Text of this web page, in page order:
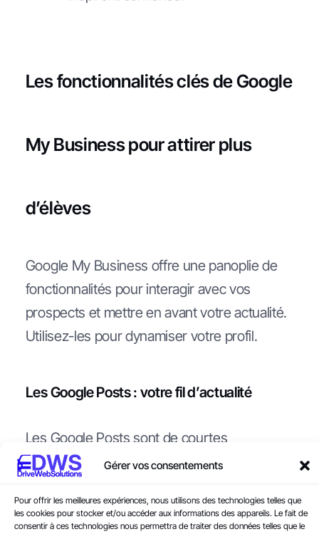
Gérer vos consentements
Pour offrir les meilleures expériences, nous utilisons des technologies telles que
les cookies pour stocker et/ou accéder aux informations des appareils. Le fait de
consentir à ces technologies nous permettra de traiter des données telles que le
Les fonctionnalités clés de Google
My Business pour attirer plus
d’élèves
Google My Business offre une panoplie de
fonctionnalités pour interagir avec vos
prospects et mettre en avant votre actualité.
Utilisez-les pour dynamiser votre profil.
Les Google Posts : votre fil d’actualité
Les Google Posts sont de courtes
publications qui apparaissent directement
moyen de communiquer sur :